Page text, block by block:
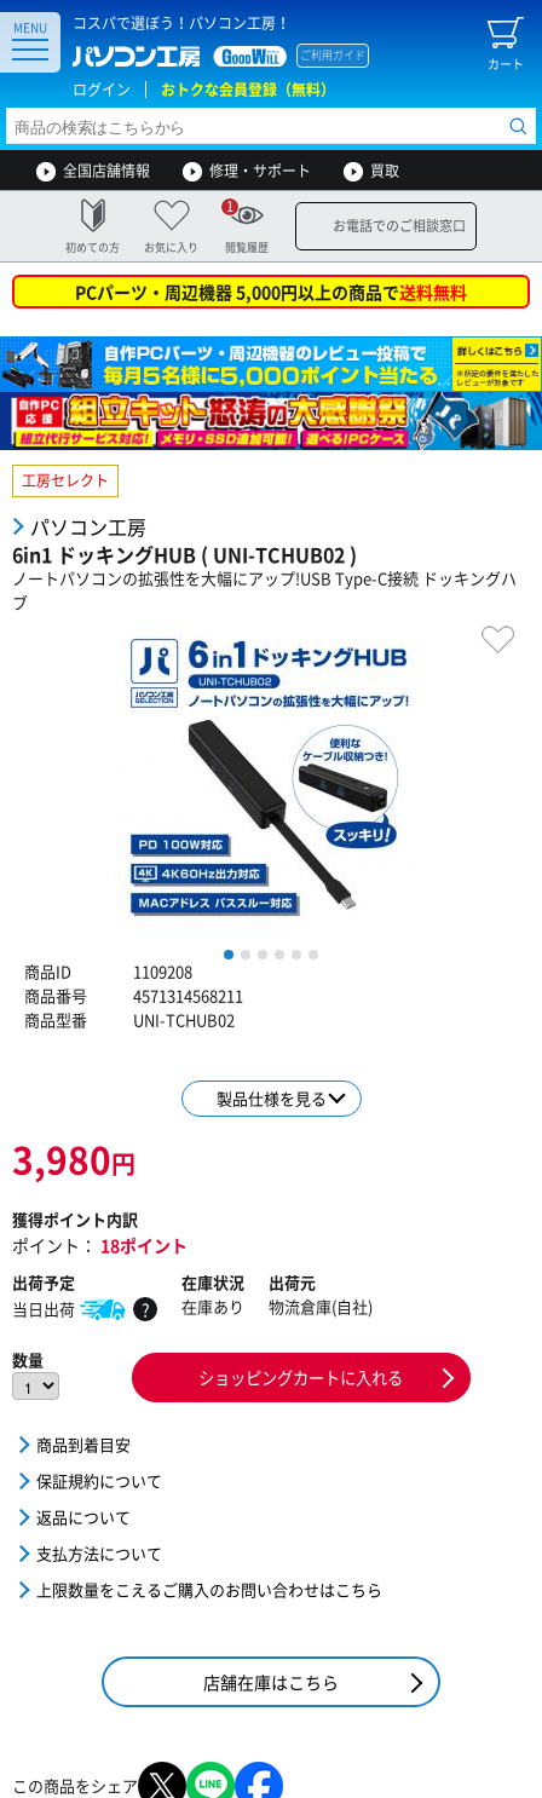
コスパで選ぼう！パソコン工房！
カート
ご利用ガイド
ログイン おトクな会員登録（無料）
MENU
全国店舗情報 修理・サポート 買取
初めての方 お気に入り 閲覧履歴
1
お電話でのご相談窓口
PCパーツ・周辺機器 5,000円以上の商品で送料無料
工房セレクト
パソコン工房
6in1 ドッキングHUB ( UNI-TCHUB02 )
ノートパソコンの拡張性を大幅にアップ!USB Type-C接続 ドッキングハ
ブ
1 2 3 4 5
商品ID
1109208
商品番号
4571314568211
商品型番
UNI-TCHUB02
製品仕様を見る
3,980円
獲得ポイント内訳
ポイント： 18ポイント
出荷予定
当日出荷
?
在庫状況
在庫あり
出荷元
物流倉庫(自社)
数量
ショッピングカートに入れる
商品到着目安
保証規約について
返品について
支払方法について
上限数量をこえるご購入のお問い合わせはこちら
店舗在庫はこちら
この商品をシェア